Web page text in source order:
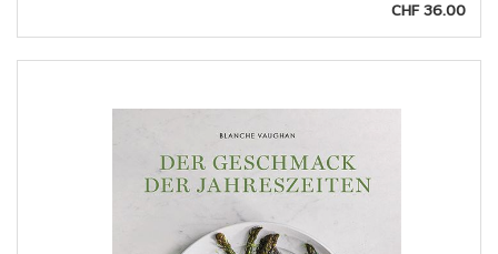
CHF 36.00